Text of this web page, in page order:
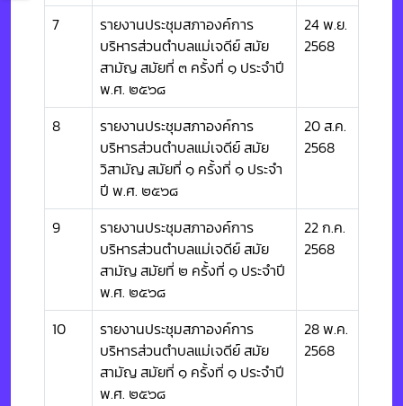
7
รายงานประชุมสภาองค์การ
บริหารส่วนตำบลแม่เจดีย์ สมัย
สามัญ สมัยที่ ๓ ครั้งที่ ๑ ประจำปี
พ.ศ. ๒๕๖๘
24 พ.ย.
2568
8
รายงานประชุมสภาองค์การ
บริหารส่วนตำบลแม่เจดีย์ สมัย
วิสามัญ สมัยที่ ๑ ครั้งที่ ๑ ประจำ
ปี พ.ศ. ๒๕๖๘
20 ส.ค.
2568
9
รายงานประชุมสภาองค์การ
บริหารส่วนตำบลแม่เจดีย์ สมัย
สามัญ สมัยที่ ๒ ครั้งที่ ๑ ประจำปี
พ.ศ. ๒๕๖๘
22 ก.ค.
2568
10
รายงานประชุมสภาองค์การ
บริหารส่วนตำบลแม่เจดีย์ สมัย
สามัญ สมัยที่ ๑ ครั้งที่ ๑ ประจำปี
พ.ศ. ๒๕๖๘
28 พ.ค.
2568